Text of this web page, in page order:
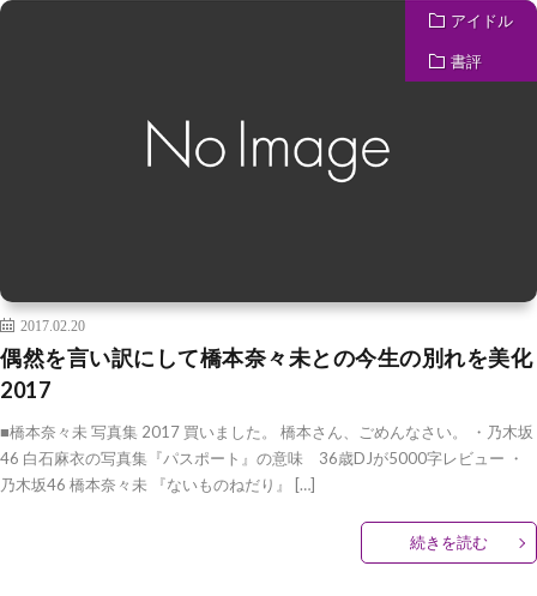
アイドル
書評
2017.02.20
偶然を言い訳にして橋本奈々未との今生の別れを美化
2017
■橋本奈々未 写真集 2017 買いました。 橋本さん、ごめんなさい。 ・乃木坂
46 白石麻衣の写真集『パスポート』の意味 36歳DJが5000字レビュー ・
乃木坂46 橋本奈々未 『ないものねだり』 […]
続きを読む